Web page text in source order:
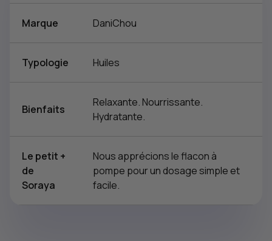
Marque DaniChou
Typologie Huiles
Bienfaits
Relaxante. Nourrissante.
Hydratante.
Le petit +
de
Soraya
Nous apprécions le flacon à
pompe pour un dosage simple et
facile.